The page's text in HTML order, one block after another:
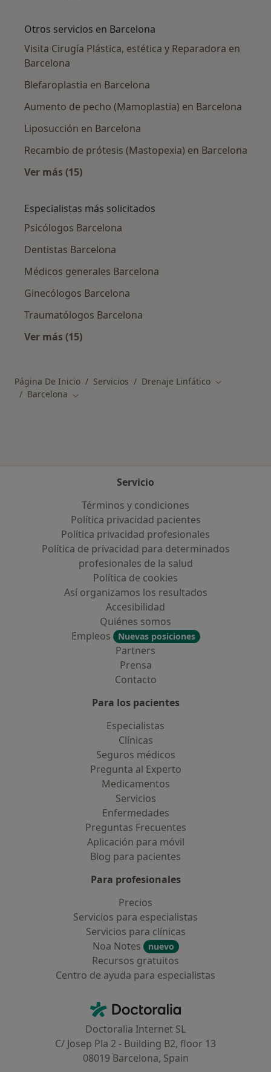
Otros servicios en Barcelona
Visita Cirugía Plástica, estética y Reparadora en
Barcelona
Blefaroplastia en Barcelona
Aumento de pecho (Mamoplastia) en Barcelona
Liposucción en Barcelona
Recambio de prótesis (Mastopexia) en Barcelona
Ver más (15)
Especialistas más solicitados
Psicólogos Barcelona
Dentistas Barcelona
Médicos generales Barcelona
Ginecólogos Barcelona
Traumatólogos Barcelona
Ver más (15)
Página De Inicio Servicios Drenaje Linfático Cambiar de
Barcelona Cambiar de ciudad
Servicio
Términos y condiciones
Política privacidad pacientes
Política privacidad profesionales
Política de privacidad para determinados
profesionales de la salud
Política de cookies
Así organizamos los resultados
Accesibilidad
Quiénes somos
Empleos
Nuevas posiciones
Partners
Prensa
Contacto
Para los pacientes
Especialistas
Clínicas
Seguros médicos
Pregunta al Experto
Medicamentos
Servicios
Enfermedades
Preguntas Frecuentes
Aplicación para móvil
Blog para pacientes
Para profesionales
Precios
Servicios para especialistas
Servicios para clínicas
Noa Notes
nuevo
Recursos gratuitos
Centro de ayuda para especialistas
Doctoralia - Página de inicio
Doctoralia Internet SL
C/ Josep Pla 2 - Building B2, floor 13
08019 Barcelona, Spain